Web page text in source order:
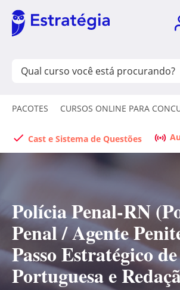
PACOTES CURSOS ONLINE PARA
Cast e Sistema de Questões
Polícia Penal-RN
Penal / Agente
Passo Estratégico
Portuguesa e